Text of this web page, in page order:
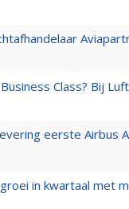
Class? Bij
eerste Airbus
in kwartaal met